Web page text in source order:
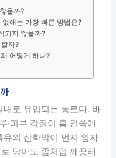
을까?
애는 가장 빠른 방법은?
되지 않을까?
까?
어떻게 하나?
로 유입되는 통로다. 바
·피부 각질이 홈 안쪽에
의 산화막이 먼지 입자
닦아도 좀처럼 깨끗해